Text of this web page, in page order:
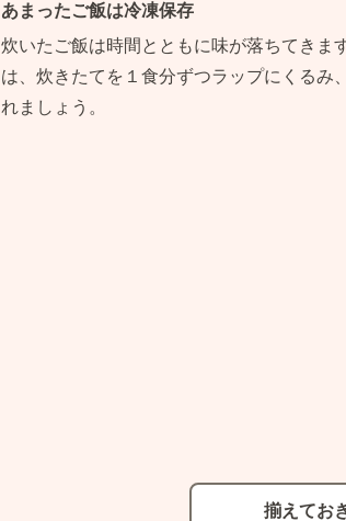
あまったご飯は冷凍保存
炊いたご飯は時間とともに味が落ちてきま
は、炊きたてを１食分ずつラップにくるみ
れましょう。
揃えてお